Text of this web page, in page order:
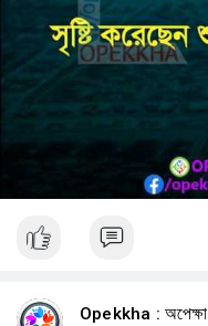
Opekkha : অপেক্ষা